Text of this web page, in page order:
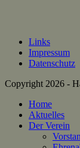
Links
Impressum
Datenschutz
Copyright 2026 -
Home
Aktuelles
Der Verein